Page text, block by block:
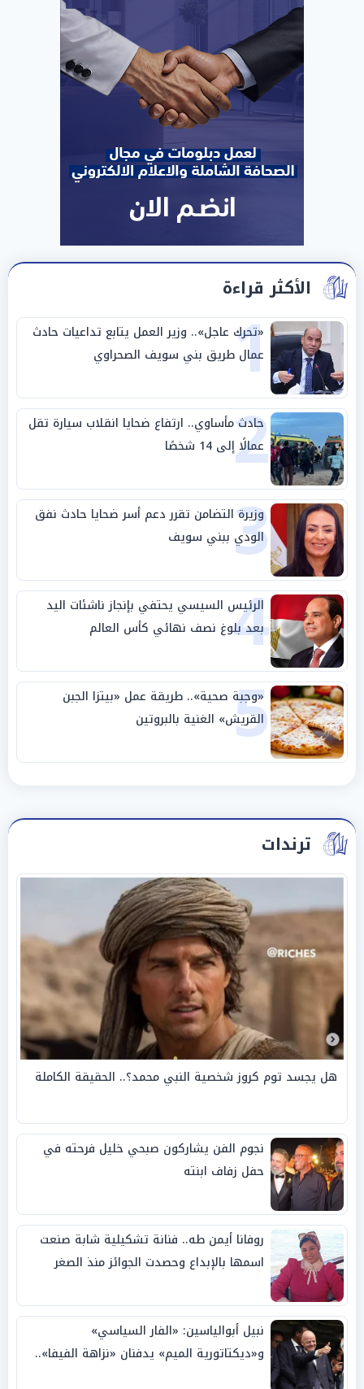
الأكثر قراءة
1
«تحرك عاجل».. وزير العمل يتابع تداعيات حادث
عمال طريق بني سويف الصحراوي
2
حادث مأساوي.. ارتفاع ضحايا انقلاب سيارة تقل
عمالًا إلى 14 شخصًا
3
وزيرة التضامن تقرر دعم أسر ضحايا حادث نفق
الودي ببني سويف
4
الرئيس السيسي يحتفي بإنجاز ناشئات اليد
بعد بلوغ نصف نهائي كأس العالم
5
«وجبة صحية».. طريقة عمل «بيتزا الجبن
القريش» الغنية بالبروتين
ترندات
هل يجسد توم كروز شخصية النبي محمد؟.. الحقيقة الكاملة
نجوم الفن يشاركون صبحي خليل فرحته في
حفل زفاف ابنته
روفانا أيمن طه.. فنانة تشكيلية شابة صنعت
اسمها بالإبداع وحصدت الجوائز منذ الصغر
نبيل أبوالياسين: «الفار السياسي»
و«ديكتاتورية الميم» يدفنان «نزاهة الفيفا»..